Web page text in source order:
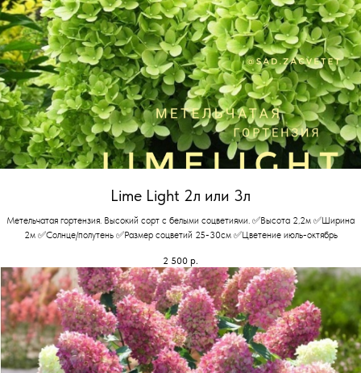
Lime Light 2л или 3л
Метельчатая гортензия. Высокий сорт с белыми соцветиями. ✅Высота 2,2м ✅Ширина
2м ✅Солнце/полутень ✅Размер соцветий 25-30см ✅Цветение июль-октябрь
2 500 р.